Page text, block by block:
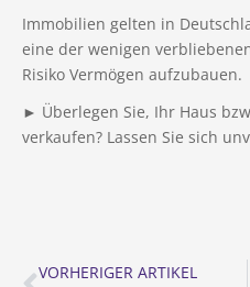
Immobilien gelten in
eine der wenigen
Risiko Vermögen aufzubauen.
► Überlegen Sie, Ihr Haus
verkaufen? Lassen Sie sich
VORHERIGER ARTIKEL